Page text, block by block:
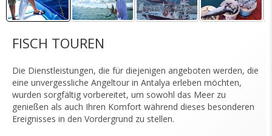
FISCH TOUREN
Die Dienstleistungen, die für diejenigen angeboten werden, die
eine unvergessliche Angeltour in Antalya erleben möchten,
wurden sorgfältig vorbereitet, um sowohl das Meer zu
genießen als auch Ihren Komfort während dieses besonderen
Ereignisses in den Vordergrund zu stellen.